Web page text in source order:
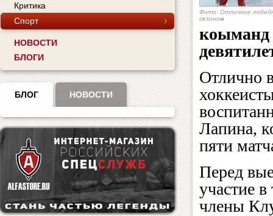
Критика
Спорт
НОВОСТИ
БЛОГИ
БЛОГ НОВОСТИ
Фото: Отличное
сезоном
коыманд
Отлично
Лапина,
пяти
Перед
участие
члены